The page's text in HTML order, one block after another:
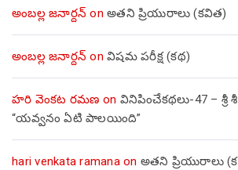
అంబల్ల జనార్దన్ on అతని ప్రియురాలు (కవిత)
అంబల్ల జనార్దన్ on విషమ పరీక్ష (క‌థ‌)
హరి వెంకట రమణ on వినిపించేకథలు-47 – శ్రీ
“యవ్వనం ఏటి పాలయింది”
hari venkata ramanaon అతని ప్రియురాలు